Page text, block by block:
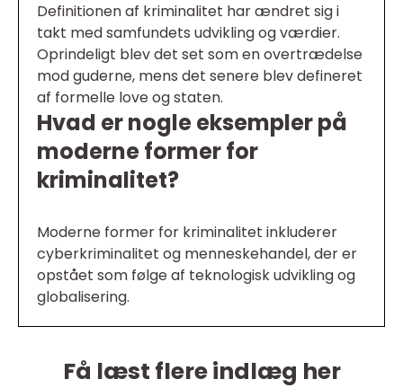
Definitionen af kriminalitet har ændret sig i
takt med samfundets udvikling og værdier.
Oprindeligt blev det set som en overtrædelse
mod guderne, mens det senere blev defineret
af formelle love og staten.
Hvad er nogle eksempler på
moderne former for
kriminalitet?
Moderne former for kriminalitet inkluderer
cyberkriminalitet og menneskehandel, der er
opstået som følge af teknologisk udvikling og
globalisering.
Få læst flere indlæg her